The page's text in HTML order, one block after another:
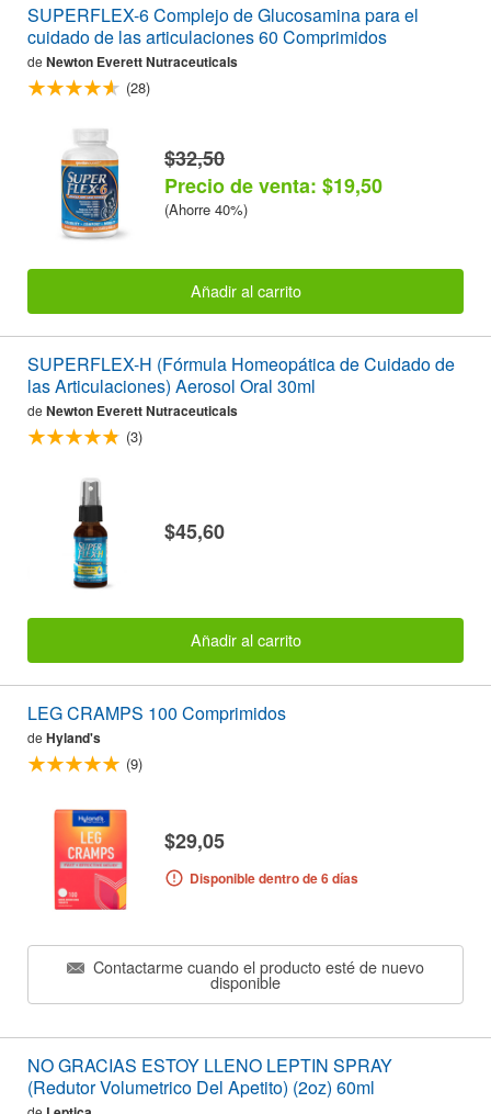
SUPERFLEX-6 Complejo de Glucosamina para el
cuidado de las articulaciones 60 Comprimidos
de Newton Everett Nutraceuticals
(28)
$32,50
Precio de venta: $19,50
(Ahorre 40%)
Añadir al carrito
SUPERFLEX-H (Fórmula Homeopática de Cuidado de
las Articulaciones) Aerosol Oral 30ml
de Newton Everett Nutraceuticals
(3)
$45,60
Añadir al carrito
LEG CRAMPS 100 Comprimidos
de Hyland's
(9)
$29,05
Disponible dentro de 6 días
Contactarme cuando el producto esté de nuevo
disponible
NO GRACIAS ESTOY LLENO LEPTIN SPRAY
(Redutor Volumetrico Del Apetito) (2oz) 60ml